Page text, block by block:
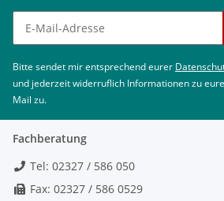
Newsletter abonnieren
Bitte sendet mir entsprechend eurer
und jederzeit widerruflich Informationen zu
Mail zu.
Fachberatung
Tel: 02327 / 586 050
Fax: 02327 / 586 0529